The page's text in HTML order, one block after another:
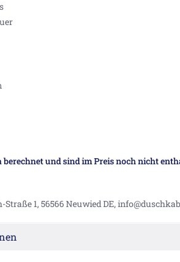
und sind im Preis noch nicht
1, 56566 Neuwied DE,